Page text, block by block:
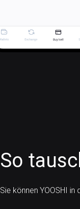
So
Sie können YOOSHI in